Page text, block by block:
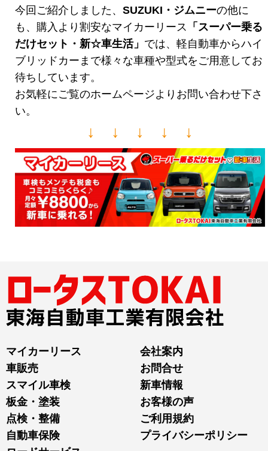
今回ご紹介しました、 SUZUKI・ジムニーの他に
も、購入より割安なマイカーリース
「スーパー乗る
だけセット・新☆車生活」 では、軽自動車からハイ
ブリッドカーまで様々な車種や型式をご用意してお
待ちしています。
お気軽にご覧のホームページよりお問い合わせ下さ
い。
↓ ↓ ↓ ↓ ↓
マイカーリース
車販売
スマイル車検
板金・塗装
点検・整備
自動車保険
会社案内
お問合せ
新車情報
お客様の声
ご利用規約
プライバシーポリシー